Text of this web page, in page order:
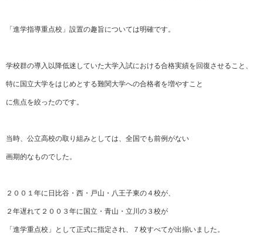
「進学指導重点校」設置の趣旨については明確です。
学校群の導入以降低迷していた大学入試における合格実績を回復させること、
特に国立大学をはじめとする難関大学への合格者を増やすこと
に焦点を絞ったのです。
当時、公立高校の取り組みとしては、全国でも前例がない
画期的なものでした。
２００１年に日比谷・西・戸山・八王子東の４校が、
２年遅れて２００３年に国立・青山・立川の３校が
「進学重点校」として正式に指定され、７校すべてが出揃いました。